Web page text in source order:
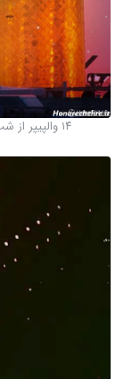
۱۴ والپیپر از شب جمعه کربلا +دانلود | خبرنامه دانشجویان ایران